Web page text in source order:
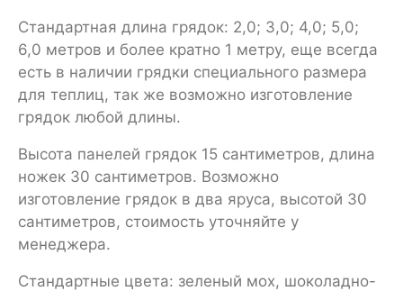
Стандартная длина грядок: 2,0; 3,0; 4,0; 5,0;
6,0 метров и более кратно 1 метру, еще всегда
есть в наличии грядки специального размера
для теплиц, так же возможно изготовление
грядок любой длины.
Высота панелей грядок 15 сантиметров, длина
ножек 30 сантиметров. Возможно
изготовление грядок в два яруса, высотой 30
сантиметров, стоимость уточняйте у
менеджера.
Стандартные цвета: зеленый мох, шоколадно-